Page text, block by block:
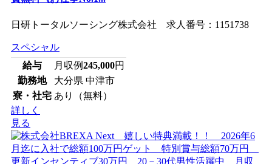
日研トータルソーシング株式会社 求人番号：1151738
スペシャル
給与
月収例245,000円
勤務地
大分県 中津市
寮・社宅 あり（無料）
詳しく
見る